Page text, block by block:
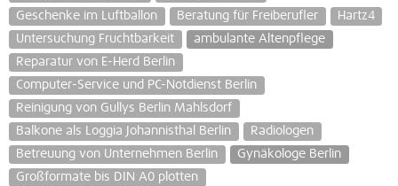
Geschenke im Luftballon
Beratung für Freiberufler
Hartz4
Untersuchung Fruchtbarkeit
ambulante Altenpflege
Reparatur von E-Herd Berlin
Computer-Service und PC-Notdienst Berlin
Reinigung von Gullys Berlin Mahlsdorf
Balkone als Loggia Johannisthal Berlin
Radiologen
Betreuung von Unternehmen Berlin
Gynäkologe Berlin
Großformate bis DIN A0 plotten